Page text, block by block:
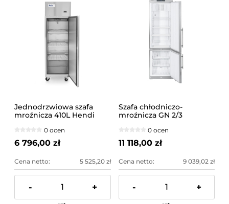
Jednodrzwiowa szafa
mroźnicza 410L Hendi
0 ocen
6 796,00 zł
Cena netto: 5 525,20 zł
- +
Szafa chłodniczo-
mroźnicza GN 2/3
0 ocen
11 118,00 zł
Cena netto: 9 039,02 zł
- +